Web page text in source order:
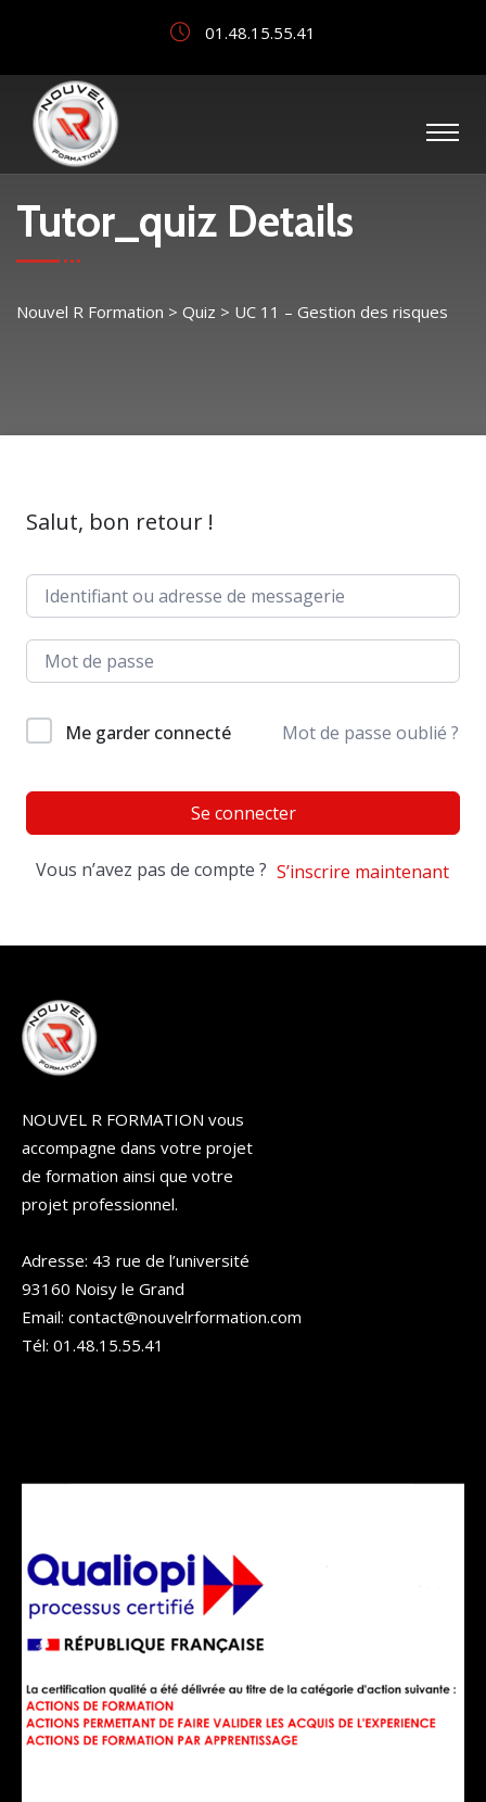
01.48.15.55.41
Tutor_quiz Details
Nouvel R Formation > Quiz > UC 11 – Gestion des risques
Salut, bon retour !
Me garder connecté Mot de passe oublié ?
Se connecter
Vous n’avez pas de compte ? S’inscrire maintenant
NOUVEL R FORMATION vous
accompagne dans votre projet
de formation ainsi que votre
projet professionnel.
Adresse: 43 rue de l’université
93160 Noisy le Grand
Email: contact@nouvelrformation.com
Tél: 01.48.15.55.41